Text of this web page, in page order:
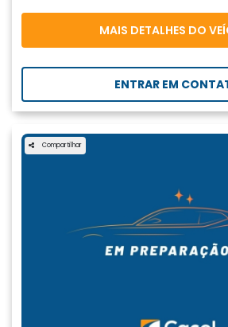
MAIS DETALHES DO
ENTRAR EM
Compartilhar